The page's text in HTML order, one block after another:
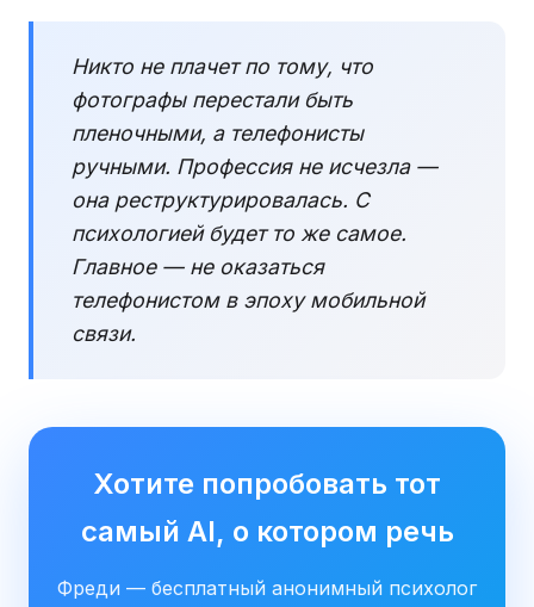
Никто не плачет по тому, что
фотографы перестали быть
пленочными, а телефонисты
ручными. Профессия не исчезла —
она реструктурировалась. С
психологией будет то же самое.
Главное — не оказаться
телефонистом в эпоху мобильной
связи.
Хотите попробовать тот
самый AI, о котором речь
Фреди — бесплатный анонимный психолог